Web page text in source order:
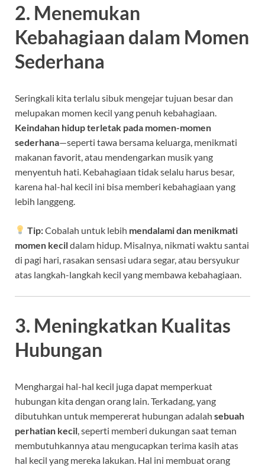
2. Menemukan
Kebahagiaan dalam Momen
Sederhana
Seringkali kita terlalu sibuk mengejar tujuan besar dan
melupakan momen kecil yang penuh kebahagiaan.
Keindahan hidup terletak pada momen-momen
sederhana—seperti tawa bersama keluarga, menikmati
makanan favorit, atau mendengarkan musik yang
menyentuh hati. Kebahagiaan tidak selalu harus besar,
karena hal-hal kecil ini bisa memberi kebahagiaan yang
lebih langgeng.
Tip:Cobalah untuk lebih mendalami dan menikmati
momen kecildalam hidup. Misalnya, nikmati waktu santai
di pagi hari, rasakan sensasi udara segar, atau bersyukur
atas langkah-langkah kecil yang membawa kebahagiaan.
3. Meningkatkan Kualitas
Hubungan
Menghargai hal-hal kecil juga dapat memperkuat
hubungan kita dengan orang lain. Terkadang, yang
dibutuhkan untuk mempererat hubungan adalah sebuah
perhatian kecil, seperti memberi dukungan saat teman
membutuhkannya atau mengucapkan terima kasih atas
hal kecil yang mereka lakukan. Hal ini membuat orang